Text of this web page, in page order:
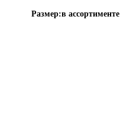
Размер:в ассортименте